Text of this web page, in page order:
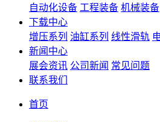
自动化设备 工程装备 机械装备
下载中心
增压系列 油缸系列 线性滑轨
新闻中心
展会资讯 公司新闻 常见问题
联系我们
首页